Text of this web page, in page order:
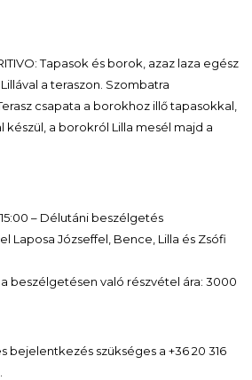
Tapasok és borok, azaz laza egész
a teraszon. Szombatra
csapata a borokhoz illő tapasokkal,
a borokról Lilla mesél majd a
– Délutáni beszélgetés
Laposa Józseffel, Bence, Lilla és Zsófi
beszélgetésen való részvétel ára: 3000
bejelentkezés szükséges a +36 20 316